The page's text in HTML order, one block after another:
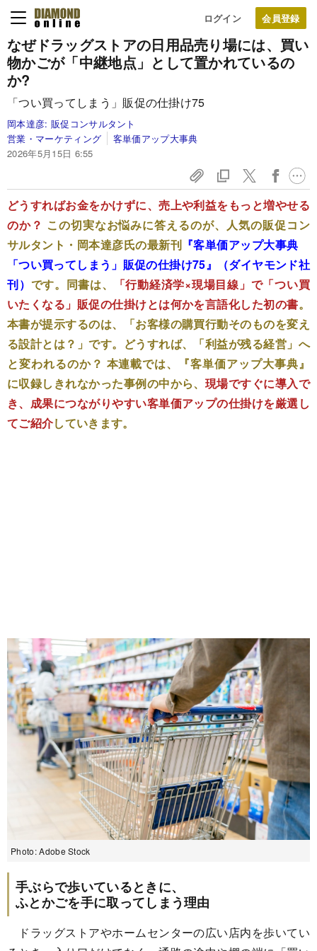
ログイン
なぜドラッグストアの日用品売り場には、買い
物かごが「中継地点」として置かれているの
か?
「つい買ってしまう」販促の仕掛け75
岡本達彦: 販促コンサルタント
営業・マーケティング
客単価アップ大事典
2026年5月15日 6:55
どうすればお金をかけずに、売上や利益をもっと増やせる
のか？ この切実なお悩みに答えるのが、人気の販促コン
サルタント・岡本達彦氏の最新刊 『客単価アップ大事典
「つい買ってしまう」販促の仕掛け75』（ダイヤモンド社
刊） です。同書は、
「行動経済学×現場目線」で「つい買
いたくなる」販促の仕掛けとは何かを言語化した初の書。
本書が提示するのは、「お客様の購買行動そのものを変え
る設計とは？」です。どうすれば、「利益が残る経営」へ
と変われるのか？ 本連載では、『客単価アップ大事典』
に収録しきれなかった事例の中から、 現場ですぐに導入で
き、成果につながりやすい客単価アップの仕掛けを厳選し
てご紹介していきます。
Photo: Adobe Stock
手ぶらで歩いているときに、
ふとかごを手に取ってしまう理由
ドラッグストアやホームセンターの広い店内を歩いてい